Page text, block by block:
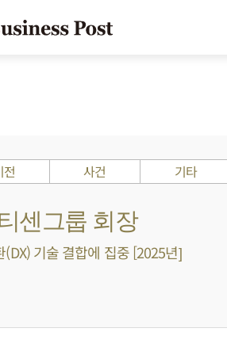
전 사건 기타
센그룹 회장
기술 결합에 집중 [2025년]